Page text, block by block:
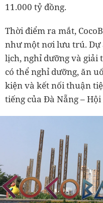
11.000 tỷ đồng.
Thời điểm ra mắt,
như một nơi lưu trú. Dự
lịch, nghỉ dưỡng và giải
có thể nghỉ dưỡng, ăn
kiện và kết nối thuận
tiếng của Đà Nẵng – Hội